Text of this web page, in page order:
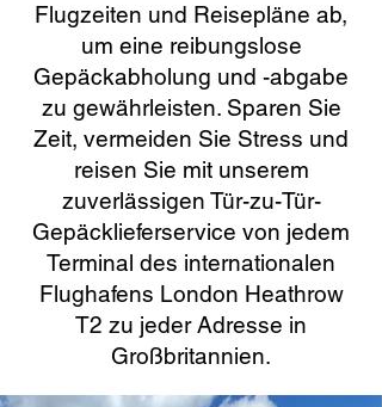
Flugzeiten und Reisepläne ab,
um eine reibungslose
Gepäckabholung und -abgabe
zu gewährleisten. Sparen Sie
Zeit, vermeiden Sie Stress und
reisen Sie mit unserem
zuverlässigen Tür-zu-Tür-
Gepäcklieferservice von jedem
Terminal des internationalen
Flughafens London Heathrow
T2 zu jeder Adresse in
Großbritannien.